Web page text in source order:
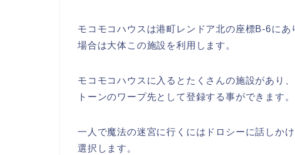
モコモコハウスは港町レンドア北の座標B-6に
場合は大体この施設を利用します。
モコモコハウスに入るとたくさんの施設があり
トーンのワープ先として登録する事ができます。
一人で魔法の迷宮に行くにはドロシーに話しか
選択します。